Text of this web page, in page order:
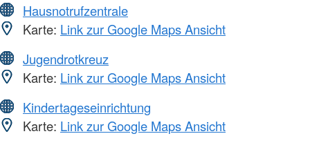
Hausnotrufzentrale
Karte: Link zur Google Maps Ansicht
Jugendrotkreuz
Karte: Link zur Google Maps Ansicht
Kindertageseinrichtung
Karte: Link zur Google Maps Ansicht